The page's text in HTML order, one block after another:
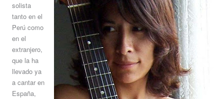
solista
tanto en el
Perú como
en el
extranjero,
que la ha
llevado ya
a cantar en
España,